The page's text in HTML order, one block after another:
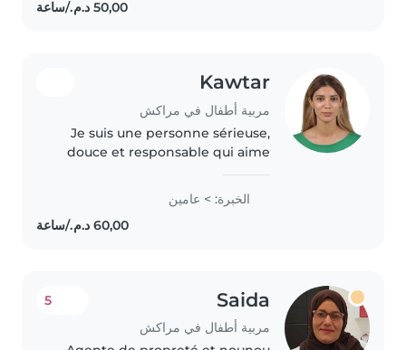
Kawtar
مربية أطفال في مراكش
Je suis une personne sérieuse,
douce et responsable qui aime
propose des services de garde
d'enfants à Marrakech dans..
الخبرة: > عامين
Saida
مربية أطفال في مراكش
5